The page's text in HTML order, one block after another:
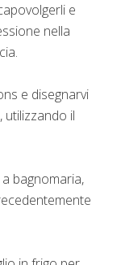
e
nella
e disegnarvi
utilizzando il
bagnomaria,